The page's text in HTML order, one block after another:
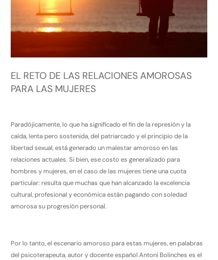
EL RETO DE LAS RELACIONES AMOROSAS
PARA LAS MUJERES
Paradójicamente, lo que ha significado el fin de la represión y la
caída, lenta pero sostenida, del patriarcado y el principio de la
libertad sexual, está generado un malestar amoroso en las
relaciones actuales. Si bien, ese costo es generalizado para
hombres y mujeres, en el caso de las mujeres tiene una cuota
particular: resulta que muchas que han alcanzado la excelencia
cultural, profesional y económica están pagando con soledad
amorosa su progresión personal.
Por lo tanto, el escenario amoroso para estas mujeres, en palabras
del psicoterapeuta, autor y docente español Antoni Bolinches es el